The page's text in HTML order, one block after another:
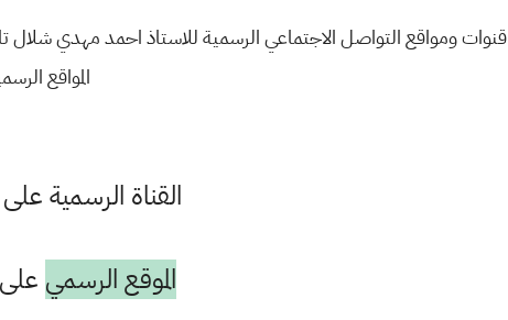
قنوات ومواقع التواصل الاجتماعي الرسمية للاستاذ احمد مهدي شلال
المواقع
القناة الرسمية على
الموقع الرسمي